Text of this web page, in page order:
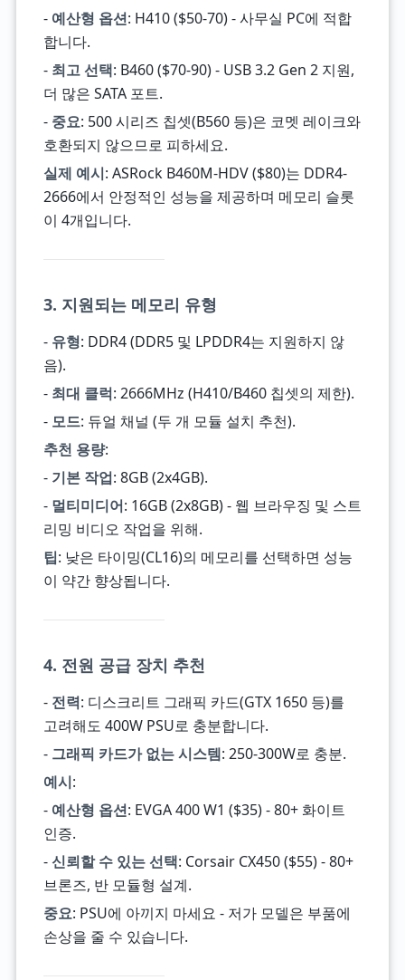
- 예산형 옵션: H410 ($50-70) - 사무실 PC에 적합
합니다.
- 최고 선택: B460 ($70-90) - USB 3.2 Gen 2 지원,
더 많은 SATA 포트.
- 중요: 500 시리즈 칩셋(B560 등)은 코멧 레이크와
호환되지 않으므로 피하세요.
실제 예시: ASRock B460M-HDV ($80)는 DDR4-
2666에서 안정적인 성능을 제공하며 메모리 슬롯
이 4개입니다.
3. 지원되는 메모리 유형
- 유형: DDR4 (DDR5 및 LPDDR4는 지원하지 않
음).
- 최대 클럭: 2666MHz (H410/B460 칩셋의 제한).
- 모드: 듀얼 채널 (두 개 모듈 설치 추천).
추천 용량:
- 기본 작업: 8GB (2x4GB).
- 멀티미디어: 16GB (2x8GB) - 웹 브라우징 및 스트
리밍 비디오 작업을 위해.
팁: 낮은 타이밍(CL16)의 메모리를 선택하면 성능
이 약간 향상됩니다.
4. 전원 공급 장치 추천
- 전력: 디스크리트 그래픽 카드(GTX 1650 등)를
고려해도 400W PSU로 충분합니다.
- 그래픽 카드가 없는 시스템: 250-300W로 충분.
예시:
- 예산형 옵션: EVGA 400 W1 ($35) - 80+ 화이트
인증.
-신뢰할 수 있는 선택: Corsair CX450 ($55) - 80+
브론즈, 반 모듈형 설계.
중요: PSU에 아끼지 마세요 - 저가 모델은 부품에
손상을 줄 수 있습니다.